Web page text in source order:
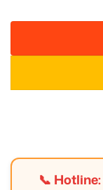
📞 Hotline: